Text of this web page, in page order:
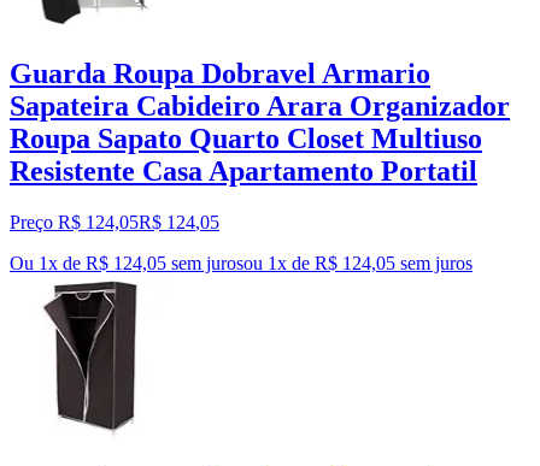
Guarda Roupa Dobravel Armario
Sapateira Cabideiro Arara Organizador
Roupa Sapato Quarto Closet Multiuso
Resistente Casa Apartamento Portatil
Preço R$ 124,05R$ 124,05
Ou 1x de R$ 124,05 sem jurosou 1x de R$ 124,05 sem juros